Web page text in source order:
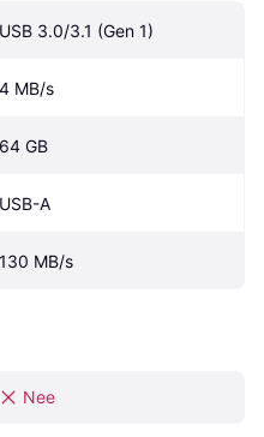
USB 3.0/3.1 (Gen 1)
4 MB/s
64 GB
USB-A
130 MB/s
Nee